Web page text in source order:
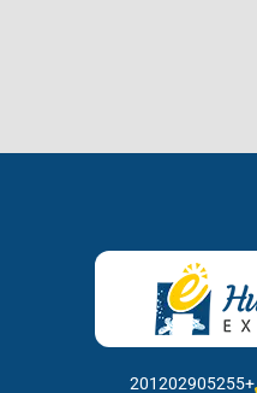
201202905255+